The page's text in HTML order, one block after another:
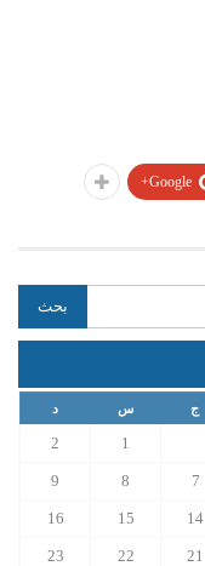
Google+
ج س د
1
2
7
8
9
14
15
16
21
22
23